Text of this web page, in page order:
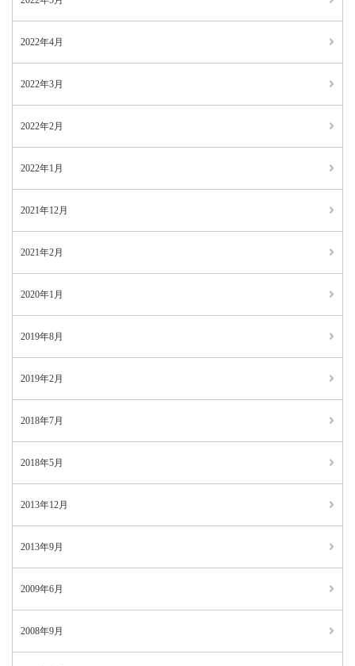
2022年4月
2022年3月
2022年2月
2022年1月
2021年12月
2021年2月
2020年1月
2019年8月
2019年2月
2018年7月
2018年5月
2013年12月
2013年9月
2009年6月
2008年9月